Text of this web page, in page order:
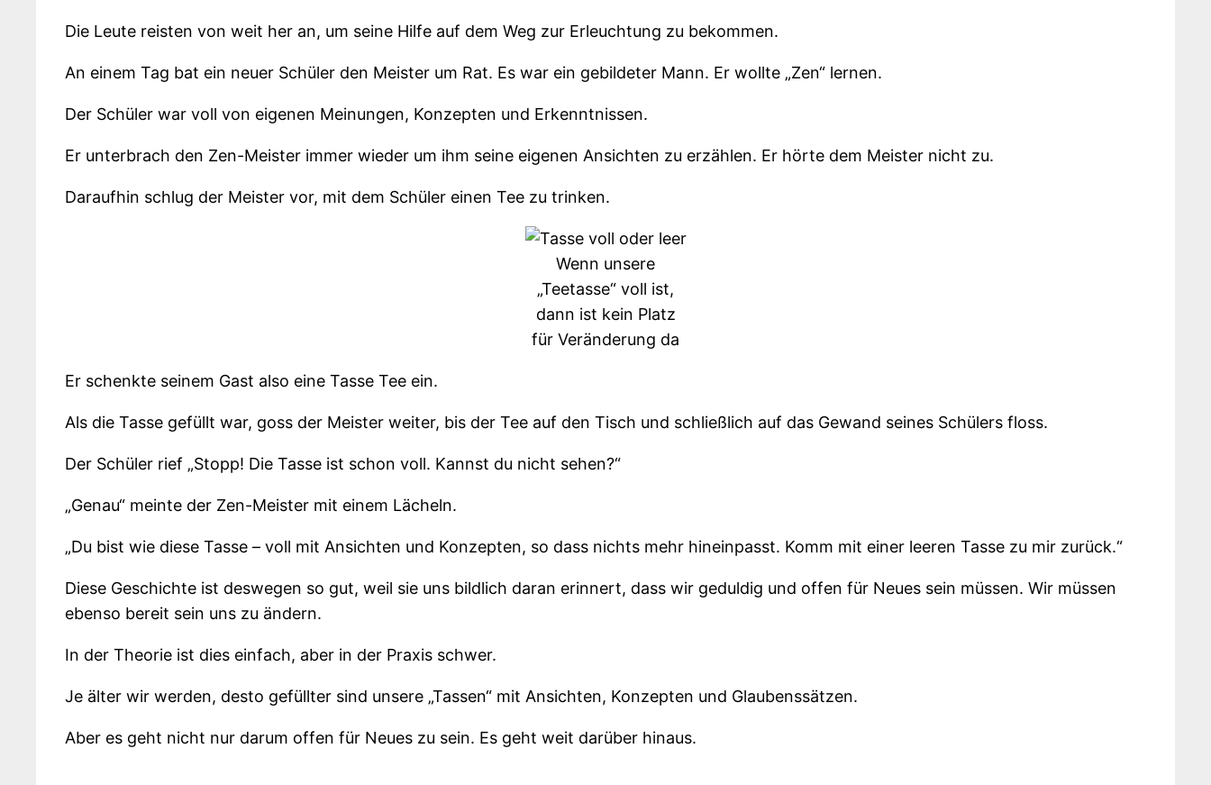
Die Leute reisten von weit her an, um seine Hilfe auf dem Weg zur Erleuchtung zu bekommen.
An einem Tag bat ein neuer Schüler den Meister um Rat. Es war ein gebildeter Mann. Er wollte „Zen“ lernen.
Der Schüler war voll von eigenen Meinungen, Konzepten und Erkenntnissen.
Er unterbrach den Zen-Meister immer wieder um ihm seine eigenen Ansichten zu erzählen. Er hörte dem Meister nicht zu.
Daraufhin schlug der Meister vor, mit dem Schüler einen Tee zu trinken.
Wenn unsere
„Teetasse“ voll ist,
dann ist kein Platz
für Veränderung da
Er schenkte seinem Gast also eine Tasse Tee ein.
Als die Tasse gefüllt war, goss der Meister weiter, bis der Tee auf den Tisch und schließlich auf das Gewand seines Schülers floss.
Der Schüler rief „Stopp! Die Tasse ist schon voll. Kannst du nicht sehen?“
„Genau“ meinte der Zen-Meister mit einem Lächeln.
„Du bist wie diese Tasse – voll mit Ansichten und Konzepten, so dass nichts mehr hineinpasst. Komm mit einer leeren Tasse zu mir zurück.“
Diese Geschichte ist deswegen so gut, weil sie uns bildlich daran erinnert, dass wir geduldig und offen für Neues sein müssen. Wir müssen
ebenso bereit sein uns zu ändern.
In der Theorie ist dies einfach, aber in der Praxis schwer.
Je älter wir werden, desto gefüllter sind unsere „Tassen“ mit Ansichten, Konzepten und Glaubenssätzen.
Aber es geht nicht nur darum offen für Neues zu sein. Es geht weit darüber hinaus.